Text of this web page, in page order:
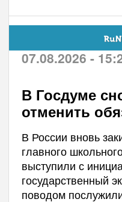
07.08.2026 -
В Госдуме
отменить
В России вновь
главного
выступили с
государственный
поводом